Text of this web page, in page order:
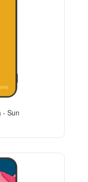
- Sun